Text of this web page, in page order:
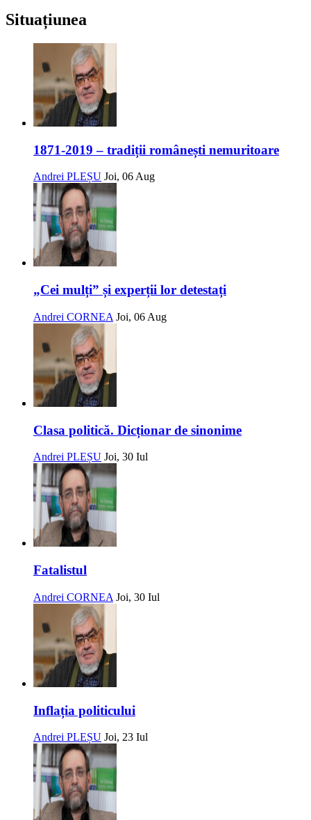
Situațiunea
1871-2019 – tradiții românești nemuritoare
Andrei PLEȘU Joi, 06 Aug
„Cei mulți” și experții lor detestați
Andrei CORNEA Joi, 06 Aug
Clasa politică. Dicționar de sinonime
Andrei PLEȘU Joi, 30 Iul
Fatalistul
Andrei CORNEA Joi, 30 Iul
Inflația politicului
Andrei PLEȘU Joi, 23 Iul